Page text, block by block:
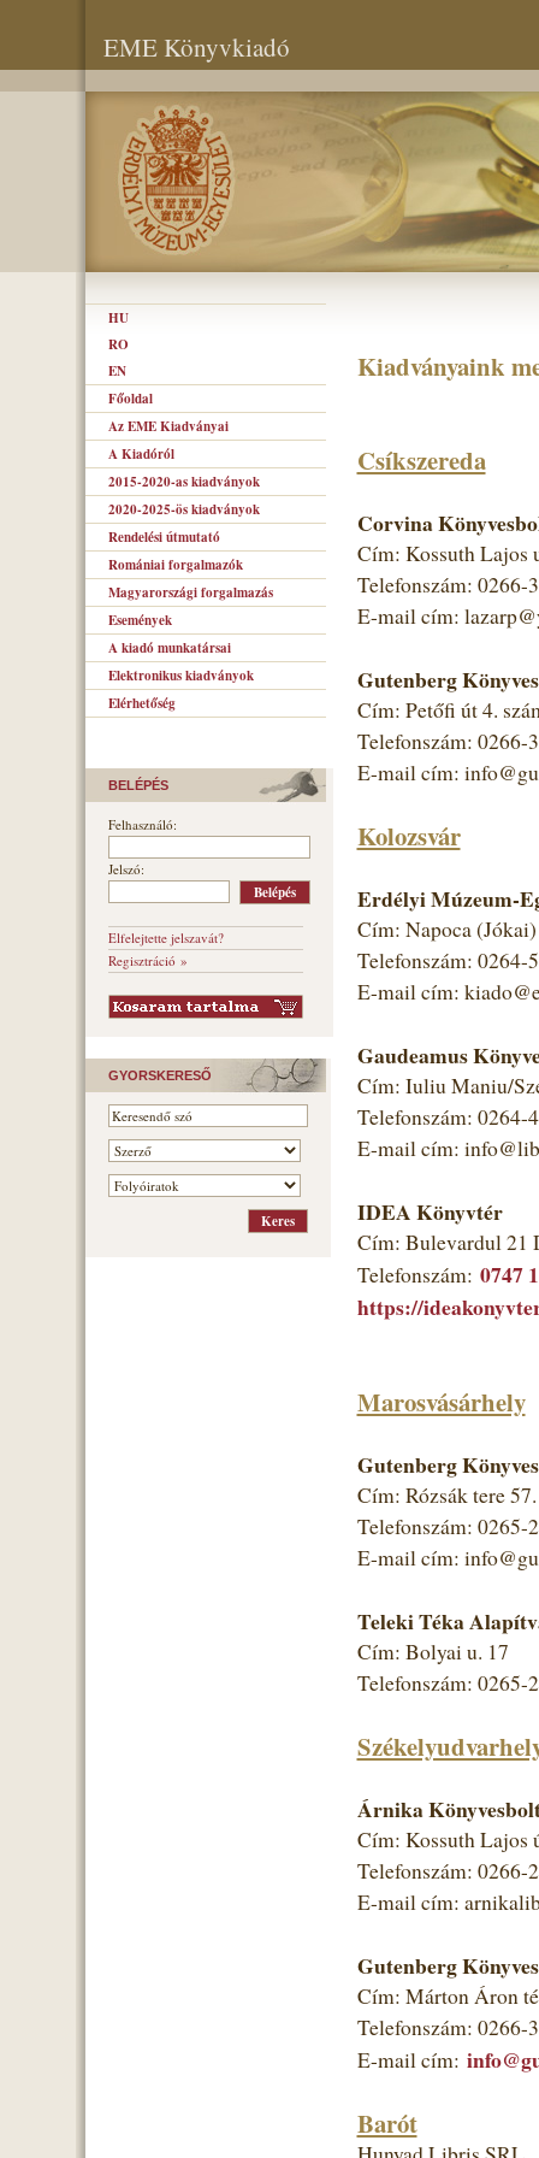
EME Könyvkiadó
HU
RO
EN
Főoldal
Az EME Kiadványai
A Kiadóról
2015-2020-as kiadványok
2020-2025-ös kiadványok
Rendelési útmutató
Romániai forgalmazók
Magyarországi forgalmazás
Események
A kiadó munkatársai
Elektronikus kiadványok
Elérhetőség
BELÉPÉS
Felhasználó:
Jelszó:
Elfelejtette jelszavát?
Regisztráció »
GYORSKERESŐ
Kiadványaink
Csíkszereda
Corvina
Cím: Kossuth Lajos
Telefonszám: 0266-
E-mail cím:
Gutenberg
Cím: Petőfi út 4.
Telefonszám: 0266-
E-mail cím:
Kolozsvár
Erdélyi Múzeum-
Cím: Napoca
Telefonszám: 0264-
E-mail cím:
Gaudeamus
Cím: Iuliu Maniu/
Telefonszám: 0264-
E-mail cím:
IDEA Könyvtér
Cím: Bulevardul 21
Telefonszám: 0747
https://
Marosvásárhely
Gutenberg
Cím: Rózsák tere
Telefonszám: 0265-
E-mail cím:
Teleki Téka
Cím: Bolyai u. 17
Telefonszám: 0265-
Árnika
Cím: Kossuth Lajos
Telefonszám: 0266-
E-mail cím:
Gutenberg
Cím: Márton Áron
Telefonszám: 0266-
E-mail cím:
Barót